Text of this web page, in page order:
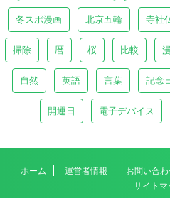
冬スポ漫画 北京五輪 寺社
掃除 暦 桜 比較
自然 英語 言葉 記念
開運日 電子デバイス
ホーム 運営者情報 お問い合
サイトマ